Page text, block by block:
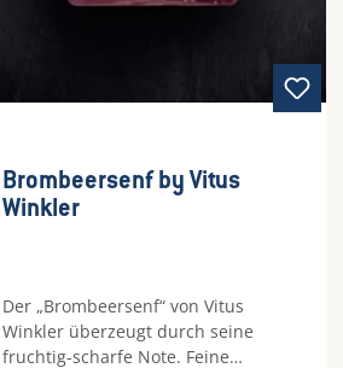
Brombeersenf by Vitus
Winkler
Der „Brombeersenf“ von Vitus
Winkler überzeugt durch seine
fruchtig-scharfe Note. Feine